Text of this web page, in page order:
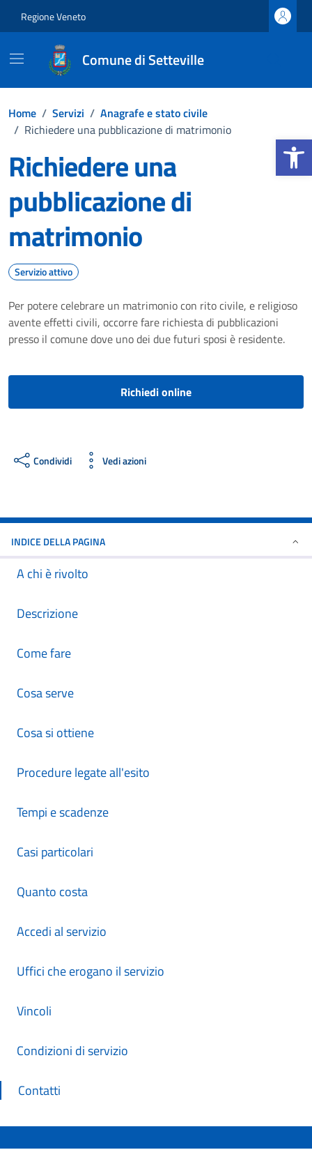
Apri la
Regione Veneto
Comune di Setteville
Home / Servizi / Anagrafe e stato civile
/ Richiedere una pubblicazione di matrimonio
Richiedere una
pubblicazione di
matrimonio
Servizio attivo
Per potere celebrare un matrimonio con rito civile, e religioso
avente effetti civili, occorre fare richiesta di pubblicazioni
presso il comune dove uno dei due futuri sposi è residente.
Richiedi online
Condividi Vedi azioni
INDICE DELLA PAGINA
A chi è rivolto
Descrizione
Come fare
Cosa serve
Cosa si ottiene
Procedure legate all'esito
Tempi e scadenze
Casi particolari
Quanto costa
Accedi al servizio
Uffici che erogano il servizio
Vincoli
Condizioni di servizio
Contatti